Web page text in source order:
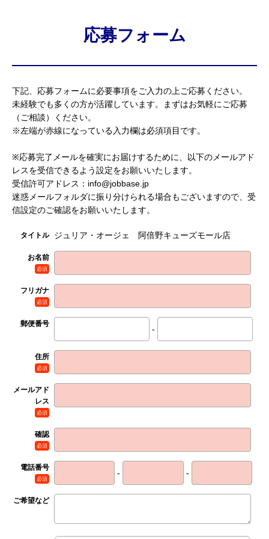
応募フォーム
下記、応募フォームに必要事項をご入力の上ご応募ください。
未経験でも多くの方が活躍しています。まずはお気軽にご応募
（ご相談）ください。
※左端が赤線になっている入力欄は必須項目です。
※応募完了メールを確実にお届けするために、以下のメールアド
レスを受信できるよう設定をお願いいたします。
受信許可アドレス：info@jobbase.jp
迷惑メールフォルダに振り分けられる場合もございますので、受
信設定のご確認をお願いいたします。
タイトル ジュリア・オージェ 阿倍野キューズモール店
お名前
必須
フリガナ
必須
郵便番号
-
住所
必須
メールアド
レス
必須
確認
必須
電話番号
必須
- -
ご希望など